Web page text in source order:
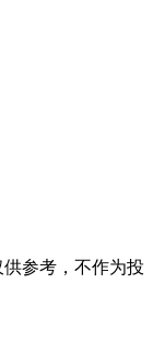
参考，不作为投